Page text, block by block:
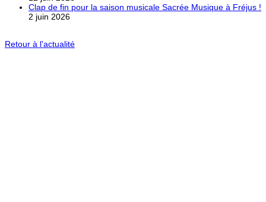
Clap de fin pour la saison musicale Sacrée Musique à Fréjus !
2 juin 2026
Retour à l'actualité